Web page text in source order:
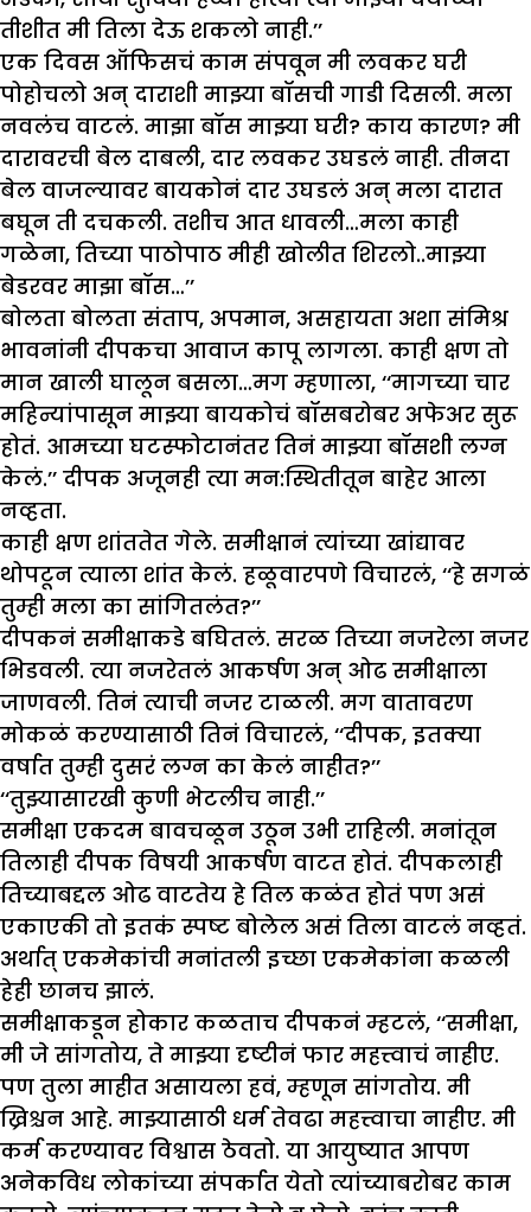
तीशीत मी तिला देऊ शकलो नाही.’’
एक दिवस ऑफिसचं काम संपवून मी लवकर घरी
पोहोचलो अन् दाराशी माझ्या बॉसची गाडी दिसली. मला
नवलंच वाटलं. माझा बॉस माझ्या घरी? काय कारण? मी
दारावरची बेल दाबली, दार लवकर उघडलं नाही. तीनदा
बेल वाजल्यावर बायकोनं दार उघडलं अन् मला दारात
बघून ती दचकली. तशीच आत धावली…मला काही
गळेना, तिच्या पाठोपाठ मीही खोलीत शिरलो..माझ्या
बेडरवर माझा बॉस…’’
बोलता बोलता संताप, अपमान, असहायता अशा संमिश्र
भावनांनी दीपकचा आवाज कापू लागला. काही क्षण तो
मान खाली घालून बसला…मग म्हणाला, ‘‘मागच्या चार
महिन्यांपासून माझ्या बायकोचं बॉसबरोबर अफेअर सुरू
होतं. आमच्या घटस्फोटानंतर तिनं माझ्या बॉसशी लग्न
केलं.’’ दीपक अजूनही त्या मन:स्थितीतून बाहेर आला
नव्हता.
काही क्षण शांततेत गेले. समीक्षानं त्यांच्या खांद्यावर
थोपटून त्याला शांत केलं. हळूवारपणे विचारलं, ‘‘हे सगळं
तुम्ही मला का सांगितलंत?’’
दीपकनं समीक्षाकडे बघितलं. सरळ तिच्या नजरेला नजर
भिडवली. त्या नजरेतलं आकर्षण अन् ओढ समीक्षाला
जाणवली. तिनं त्याची नजर टाळली. मग वातावरण
मोकळं करण्यासाठी तिनं विचारलं, ‘‘दीपक, इतक्या
वर्षात तुम्ही दुसरं लग्न का केलं नाहीत?’’
‘‘तुझ्यासारखी कुणी भेटलीच नाही.’’
समीक्षा एकदम बावचळून उठून उभी राहिली. मनांतून
तिलाही दीपक विषयी आकर्षण वाटत होतं. दीपकलाही
तिच्याबद्दल ओढ वाटतेय हे तिल कळंत होतं पण असं
एकाएकी तो इतकं स्पष्ट बोलेल असं तिला वाटलं नव्हतं.
अर्थात् एकमेकांची मनांतली इच्छा एकमेकांना कळली
हेही छानच झालं.
समीक्षाकडून होकार कळताच दीपकनं म्हटलं, ‘‘समीक्षा,
मी जे सांगतोय, ते माझ्या दृष्टीनं फार महत्त्वाचं नाहीए.
पण तुला माहीत असायला हवं, म्हणून सांगतोय. मी
ख्रिश्चन आहे. माझ्यासाठी धर्म तेवढा महत्त्वाचा नाहीए. मी
कर्म करण्यावर विश्वास ठेवतो. या आयुष्यात आपण
अनेकविध लोकांच्या संपर्कात येतो त्यांच्याबरोबर काम